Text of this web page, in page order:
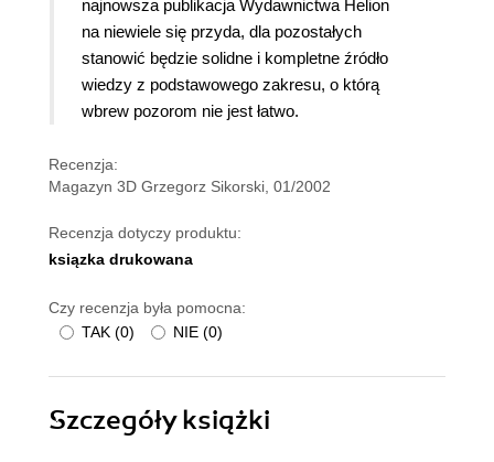
najnowsza publikacja Wydawnictwa Helion
na niewiele się przyda, dla pozostałych
stanowić będzie solidne i kompletne źródło
wiedzy z podstawowego zakresu, o którą
wbrew pozorom nie jest łatwo.
Recenzja:
Magazyn 3D Grzegorz Sikorski, 01/2002
Recenzja dotyczy produktu:
ksiązka drukowana
Czy recenzja była pomocna:
TAK (0) NIE (0)
Szczegółyksiążki